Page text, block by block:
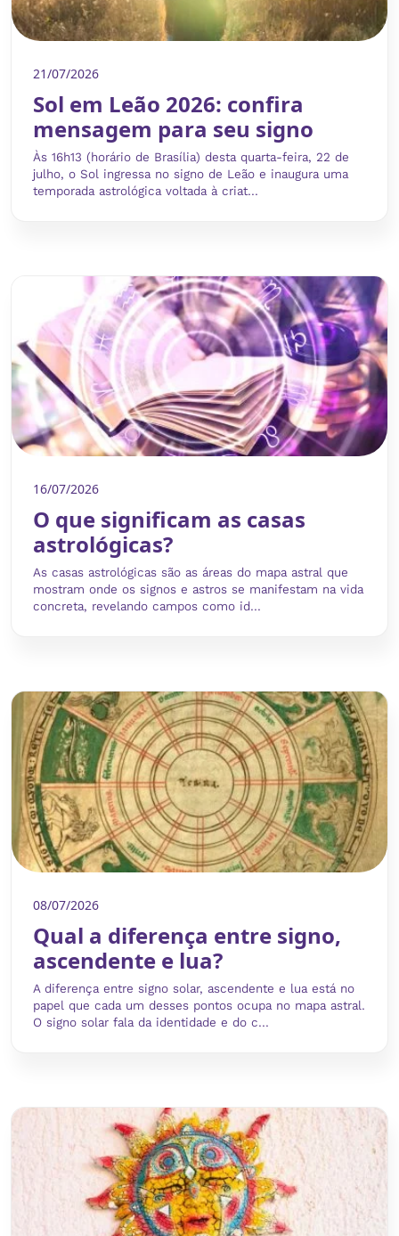
21/07/2026
Sol em Leão 2026: confira
mensagem para seu signo
Às 16h13 (horário de Brasília) desta quarta-feira, 22 de
julho, o Sol ingressa no signo de Leão e inaugura uma
temporada astrológica voltada à criat...
16/07/2026
O que significam as casas
astrológicas?
As casas astrológicas são as áreas do mapa astral que
mostram onde os signos e astros se manifestam na vida
concreta, revelando campos como id...
08/07/2026
Qual a diferença entre signo,
ascendente e lua?
A diferença entre signo solar, ascendente e lua está no
papel que cada um desses pontos ocupa no mapa astral.
O signo solar fala da identidade e do c...